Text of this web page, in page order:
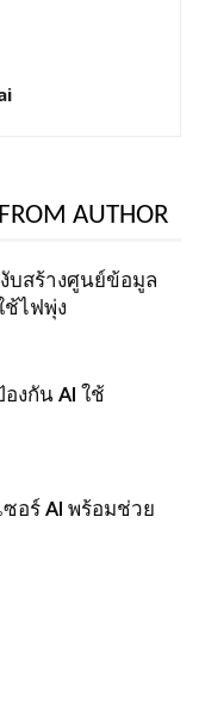
AUTHOR
งับสร้างศูนย์ข้อมูล
ช้ไฟพุ่ง
งกัน AI ใช้
อร์ AI พร้อมช่วย